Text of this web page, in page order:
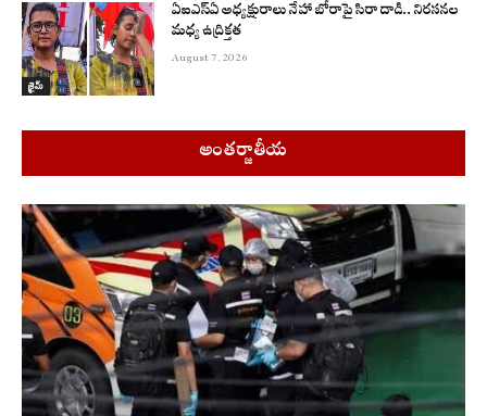
క్రైమ్
ఏఐఎస్‌ఏ అధ్యక్షురాలు నేహా బోరాపై సిరా దాడి.. నిరసనల
మధ్య ఉద్రిక్తత
August 7, 2026
అంతర్జాతీయ